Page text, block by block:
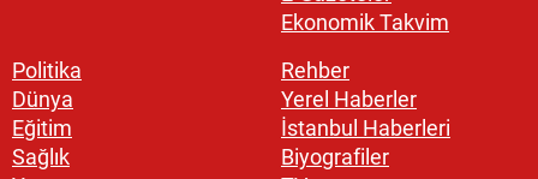
Ekonomik Takvim
Politika
Dünya
Eğitim
Sağlık
Rehber
Yerel Haberler
İstanbul Haberleri
Biyografiler